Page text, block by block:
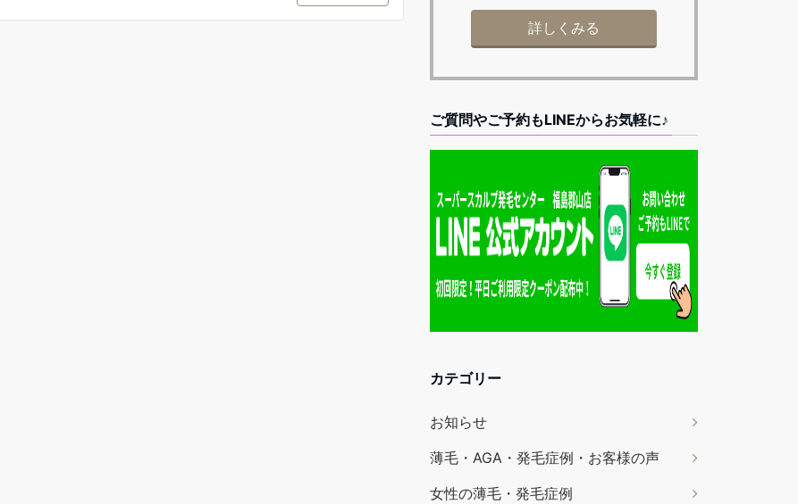
詳しくみる
ご質問やご予約もLINEからお気軽に♪
カテゴリー
お知らせ
薄毛・AGA・発毛症例・お客様の声
女性の薄毛・発毛症例